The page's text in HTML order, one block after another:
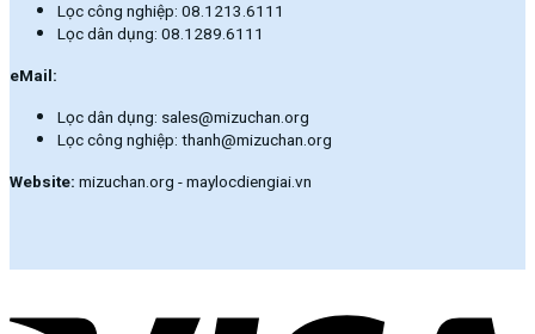
Lọc công nghiệp: 08.1213.6111
Lọc dân dụng: 08.1289.6111
eMail:
Lọc dân dụng: sales@mizuchan.org
Lọc công nghiệp: thanh@mizuchan.org
Website: mizuchan.org - maylocdiengiai.vn